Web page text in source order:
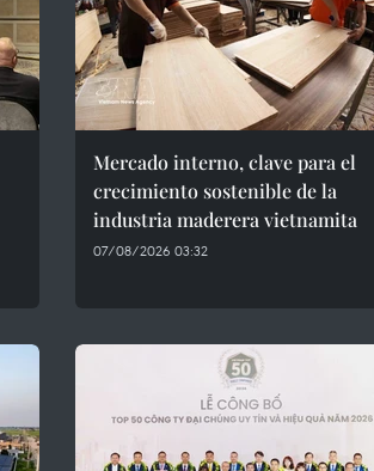
Mercado interno, clave para el
crecimiento sostenible de la
industria maderera vietnamita
07/08/2026 03:32